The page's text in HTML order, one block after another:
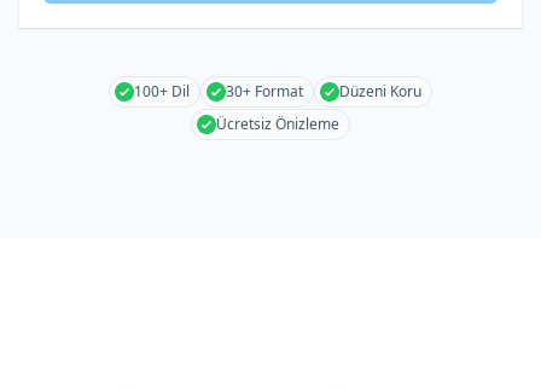
100+ Dil 30+ Format
Düzeni Koru
Ücretsiz Önizleme